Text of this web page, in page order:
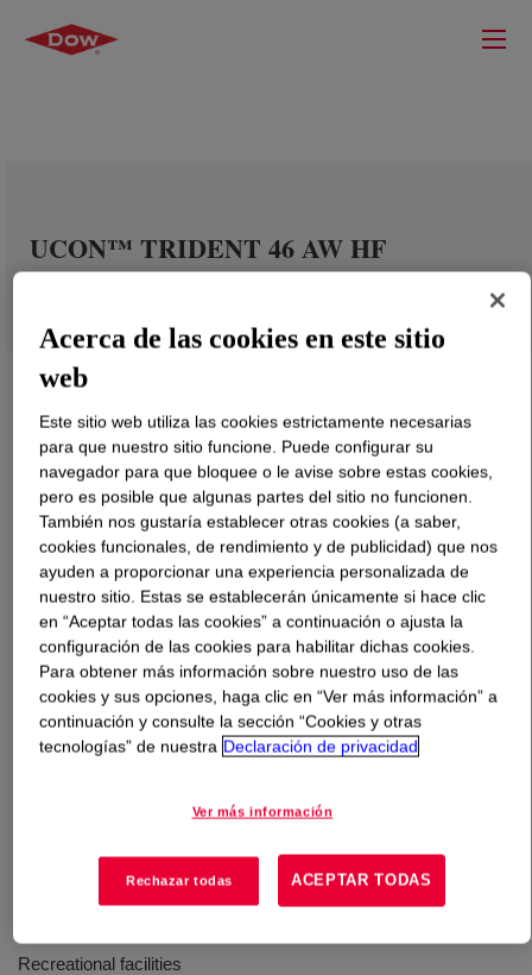
UCON™ TRIDENT 46 AW HF
Qué esUCON™ TRIDENT 46 AW HF?
A high performance hydraulic fluid designed for
demanding industrial applications requiring environmental
sensitivity, water solubility, fire resistance, and excellent
anti-wear properties over wide temperature ranges.
Dockside/marine
Recreational facilities
Acerca de las cookies en este sitio
web
Este sitio web utiliza las cookies estrictamente necesarias
para que nuestro sitio funcione. Puede configurar su
navegador para que bloquee o le avise sobre estas cookies,
pero es posible que algunas partes del sitio no funcionen.
También nos gustaría establecer otras cookies (a saber,
cookies funcionales, de rendimiento y de publicidad) que nos
ayuden a proporcionar una experiencia personalizada de
nuestro sitio. Estas se establecerán únicamente si hace clic
en “Aceptar todas las cookies” a continuación o ajusta la
configuración de las cookies para habilitar dichas cookies.
Para obtener más información sobre nuestro uso de las
cookies y sus opciones, haga clic en “Ver más información” a
continuación y consulte la sección “Cookies y otras
tecnologías” de nuestra Declaración de privacidad
Ver más información
Rechazar todas ACEPTAR TODAS